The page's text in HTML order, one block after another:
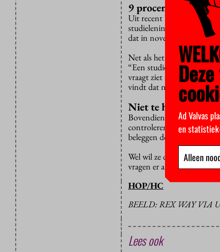
9 procent belegt
Uit recent Nibud- onderzoek
studielening. Naar
dat in november verschijnt,
Net als het CDA vindt
“Een studielening is niet
vraagt ziet ze niets. “Het
vindt dat niet aan de
Niet te handhaven
Bovendien zou zo’n
controleren waar ze hun
beleggen door anderen,
Wel wil ze dat DUO
vragen er aandacht aan te
HOP/HC
BEELD: REX WAY VIA
Lees ook
Ad Valvas
en
Alleen